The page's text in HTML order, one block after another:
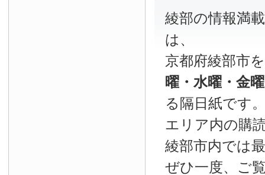
綾部の情報
は、
京都府綾部市
曜・水曜・金
る隔日紙です
エリア内の購
綾部市内では
ぜひ一度、ご